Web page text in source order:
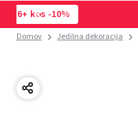
Domov Jedilna dekoracija